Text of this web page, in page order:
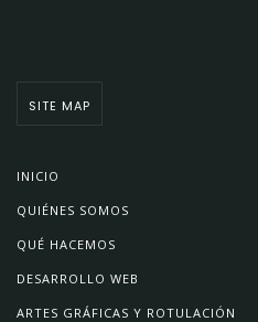
SITE MAP
INICIO
QUIÉNES SOMOS
QUÉ HACEMOS
DESARROLLO WEB
ARTES GRÁFICAS Y ROTULACIÓN